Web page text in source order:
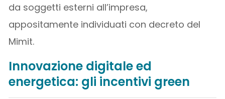
da soggetti esterni all’impresa,
appositamente individuati con decreto del
Mimit.
Innovazione digitale ed
energetica: gli incentivi green